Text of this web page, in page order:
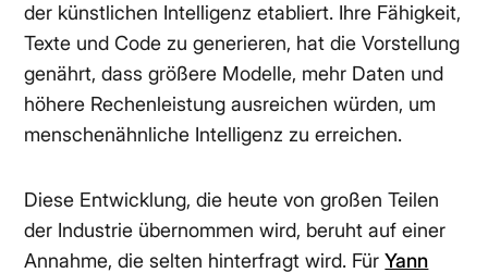
der künstlichen Intelligenz etabliert. Ihre Fähigkeit,
Texte und Code zu generieren, hat die Vorstellung
genährt, dass größere Modelle, mehr Daten und
höhere Rechenleistung ausreichen würden, um
menschenähnliche Intelligenz zu erreichen.
Diese Entwicklung, die heute von großen Teilen
der Industrie übernommen wird, beruht auf einer
Annahme, die selten hinterfragt wird. FürYann